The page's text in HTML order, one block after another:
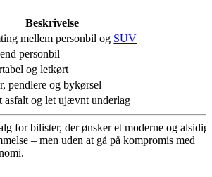
Beskrivelse
mellem personbil og SUV
personbil
og letkørt
pendlere og bykørsel
asfalt og let ujævnt underlag
for bilister, der ønsker et moderne og alsidigt
– men uden at gå på kompromis med